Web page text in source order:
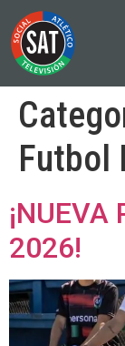
Futbol
¡NUEVA
2026!